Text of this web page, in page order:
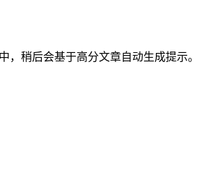
，稍后会基于高分文章自动生成提示。